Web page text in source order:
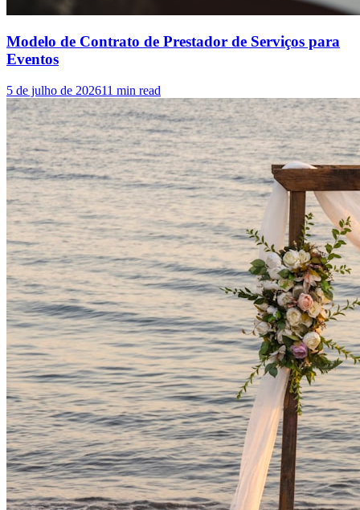
Modelo de Contrato de Prestador de Serviços para
Eventos
5 de julho de 202611 min read